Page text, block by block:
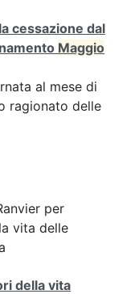
cessazione dal
Maggio
al mese di
ragionato delle
per
vita delle
della vita